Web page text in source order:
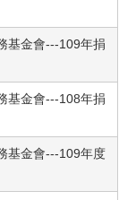
基金會---109年捐
基金會---108年捐
基金會---109年度